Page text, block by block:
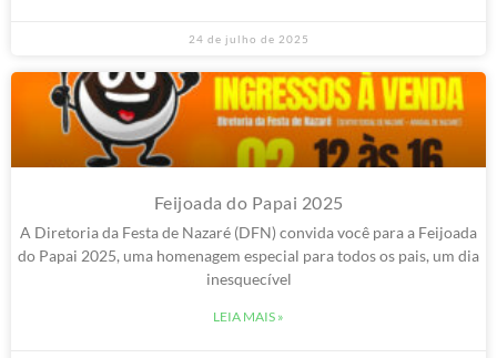
24 de julho de 2025
Feijoada do Papai 2025
A Diretoria da Festa de Nazaré (DFN) convida você para a Feijoada
do Papai 2025, uma homenagem especial para todos os pais, um dia
inesquecível
LEIA MAIS »